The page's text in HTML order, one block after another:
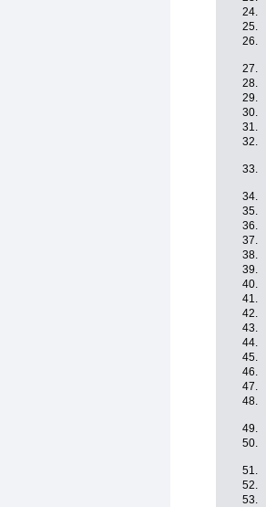
24.
25.
26.
27.
28.
29.
30.
31.
32.
33.
34.
35.
36.
37.
38.
39.
40.
41.
42.
43.
44.
45.
46.
47.
48.
49.
50.
51.
52.
53.